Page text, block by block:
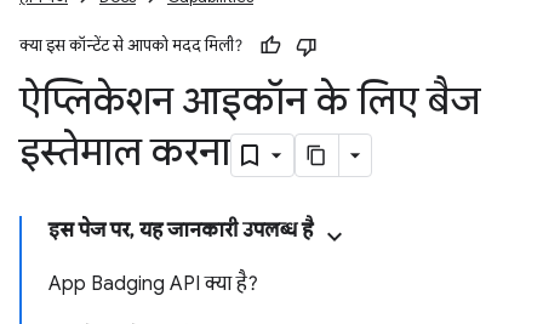
क्या इस कॉन्टेंट से आपको मदद मिली?
ऐप्लिकेशन आइकॉन के लिए बैज
इस्तेमाल करना
इस पेज पर, यह जानकारी उपलब्ध है
App Badging API क्या है?